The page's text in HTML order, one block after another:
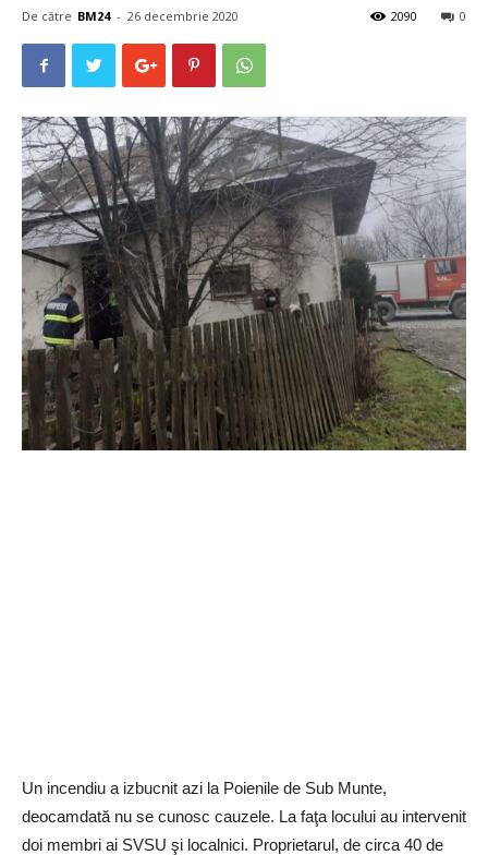
De către BM24 - 26 decembrie 2020 0
2090
Un incendiu a izbucnit azi la Poienile de Sub Munte,
deocamdată nu se cunosc cauzele. La faţa locului au intervenit
doi membri ai SVSU şi localnici. Proprietarul, de circa 40 de